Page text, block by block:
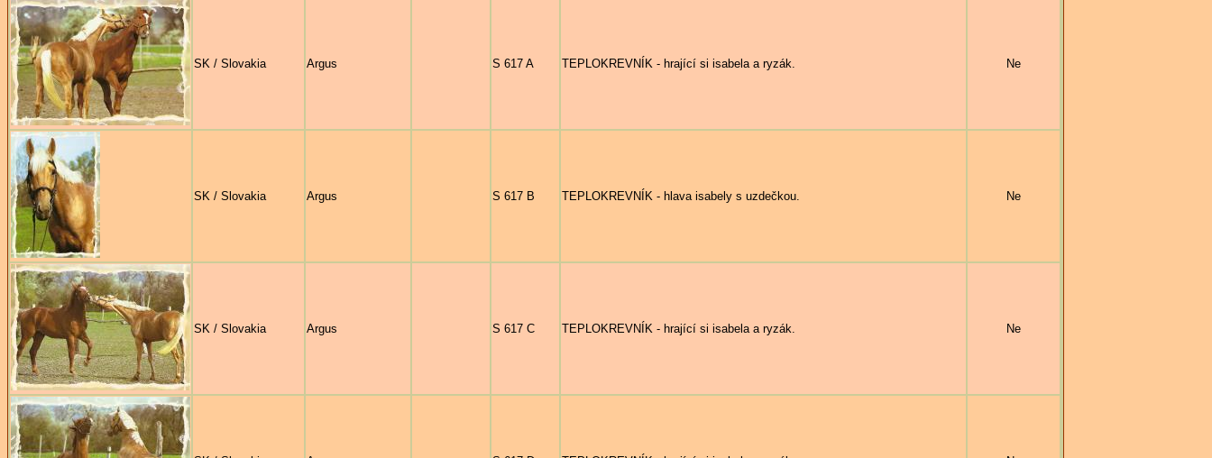
SK / Slovakia Argus S 617 A TEPLOKREVNÍK - hrající si isabela a ryzák. Ne
SK / Slovakia Argus S 617 B TEPLOKREVNÍK - hlava isabely s uzdečkou. Ne
SK / Slovakia Argus S 617 C TEPLOKREVNÍK - hrající si isabela a ryzák. Ne